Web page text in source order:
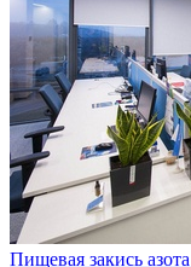
Пищевая закись